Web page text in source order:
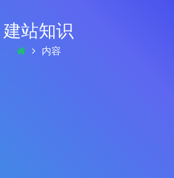
建站知识
内容